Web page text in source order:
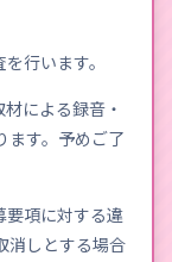
行います。
による録音・
ます。予めご了
要項に対する違
消しとする場合